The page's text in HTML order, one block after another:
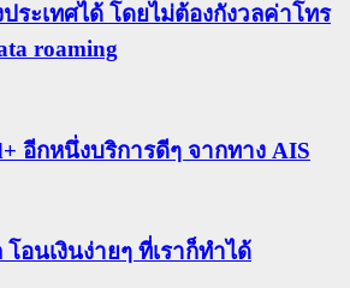
ประเทศได้ โดยไม่ต้องกังวลค่าโทร
roaming
อีกหนึ่งบริการดีๆ จากทาง AIS
อนเงินง่ายๆ ที่เราก็ทำได้